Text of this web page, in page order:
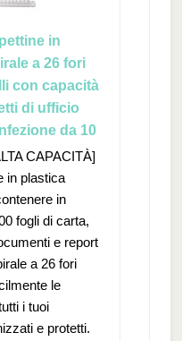
in
a 26 fori
con capacità
di ufficio
da 10
CAPACITÀ]
in plastica
in
fogli di carta,
e report
a 26 fori
le
i tuoi
e protetti.